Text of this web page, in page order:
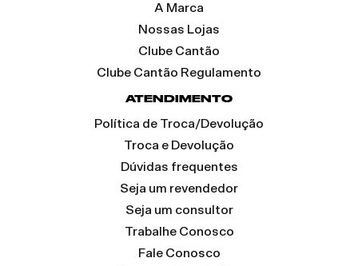
A Marca
Nossas Lojas
Clube Cantão
Clube Cantão Regulamento
ATENDIMENTO
Política de Troca/Devolução
Troca e Devolução
Dúvidas frequentes
Seja um revendedor
Seja um consultor
Trabalhe Conosco
Fale Conosco